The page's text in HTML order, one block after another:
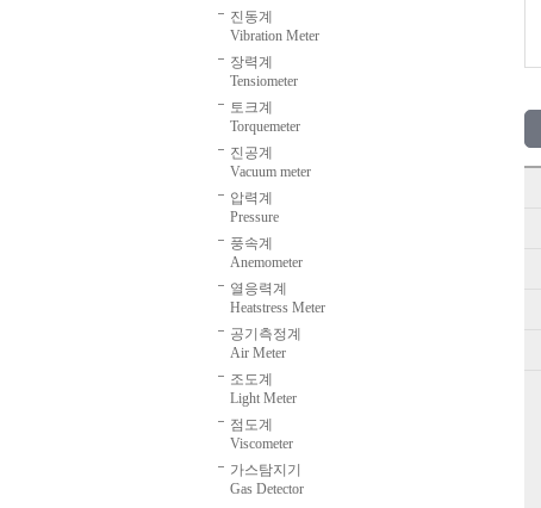
진동계
Vibration Meter
장력계
Tensiometer
토크계
Torquemeter
진공계
Vacuum meter
압력계
Pressure
풍속계
Anemometer
열응력계
Heatstress Meter
공기측정계
Air Meter
조도계
Light Meter
점도계
Viscometer
가스탐지기
Gas Detector